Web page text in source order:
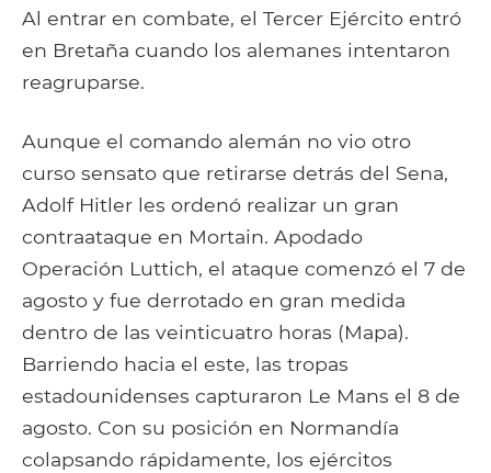
Al entrar en combate, el Tercer Ejército entró
en Bretaña cuando los alemanes intentaron
reagruparse.
Aunque el comando alemán no vio otro
curso sensato que retirarse detrás del Sena,
Adolf Hitler les ordenó realizar un gran
contraataque en Mortain. Apodado
Operación Luttich, el ataque comenzó el 7 de
agosto y fue derrotado en gran medida
dentro de las veinticuatro horas (Mapa).
Barriendo hacia el este, las tropas
estadounidenses capturaron Le Mans el 8 de
agosto. Con su posición en Normandía
colapsando rápidamente, los ejércitos